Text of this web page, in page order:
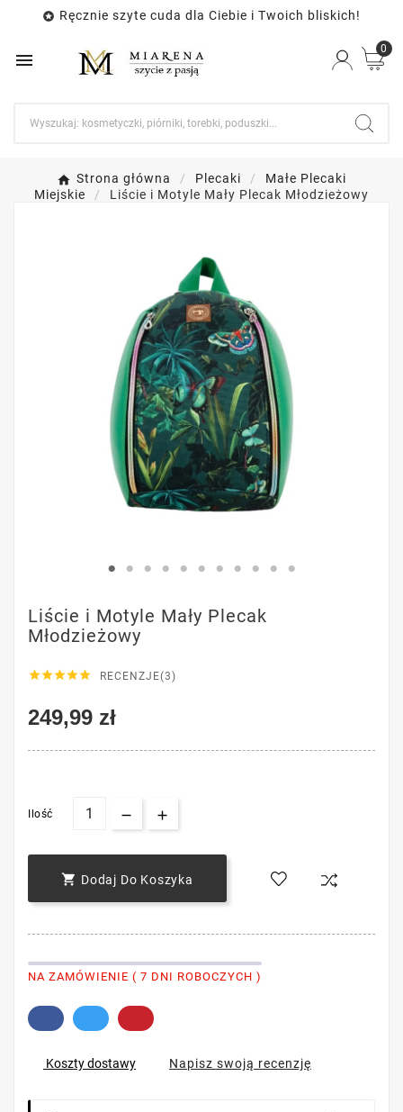
 Ręcznie szyte cuda dla Ciebie i Twoich bliskich!

0
Strona główna Plecaki
Małe Plecaki
Miejskie
Liście i Motyle Mały Plecak Młodzieżowy
Liście i Motyle Mały Plecak
Młodzieżowy
 RECENZJE(3)
249,99 zł
Ilość
 Dodaj Do Koszyka
NA ZAMÓWIENIE ( 7 DNI ROBOCZYCH )
Koszty dostawy Napisz swoją recenzję